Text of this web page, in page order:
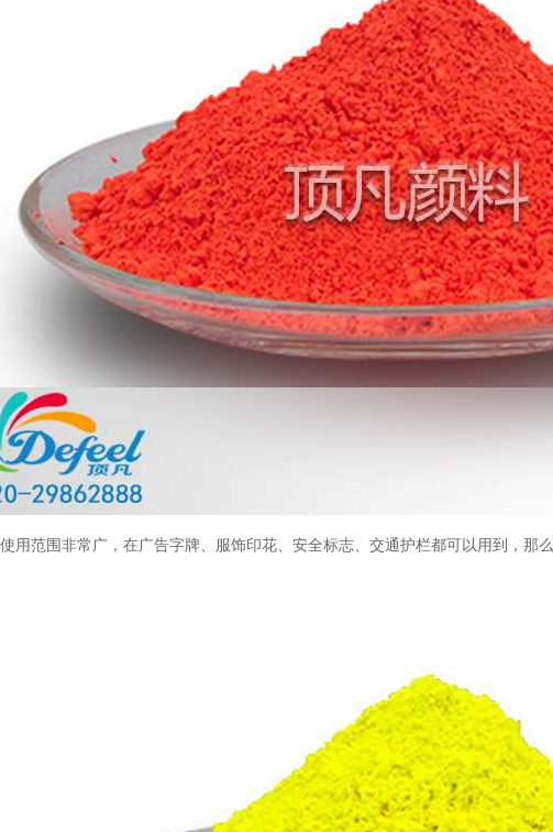
用范围非常广，在广告字牌、服饰印花、安全标志、交通护栏都可以用到，那